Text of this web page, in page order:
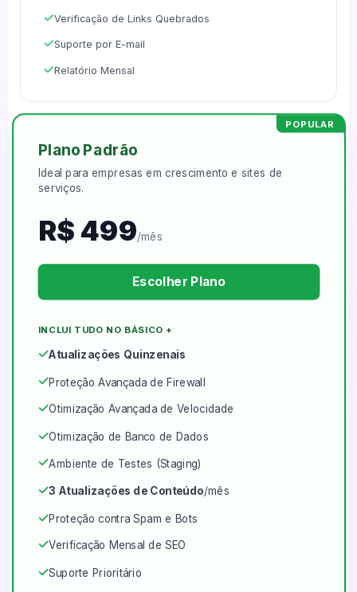
Verificação de Links Quebrados
Suporte por E-mail
Relatório Mensal
POPULAR
Plano Padrão
Ideal para empresas em crescimento e sites de
serviços.
R$ 499/mês
Escolher Plano
INCLUI TUDO NO BÁSICO +
Atualizações Quinzenais
Proteção Avançada de Firewall
Otimização Avançada de Velocidade
Otimização de Banco de Dados
Ambiente de Testes (Staging)
3 Atualizações de Conteúdo/mês
Proteção contra Spam e Bots
Verificação Mensal de SEO
Suporte Prioritário